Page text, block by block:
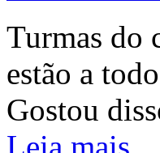
Turmas do
estão a todo
Gostou